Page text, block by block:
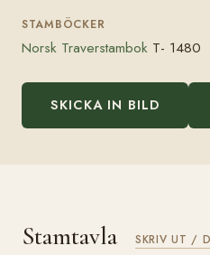
STAMBÖCKER
Norsk Traverstambok T- 1480
SKICKA IN BILD
Stamtavla SKRIV UT /